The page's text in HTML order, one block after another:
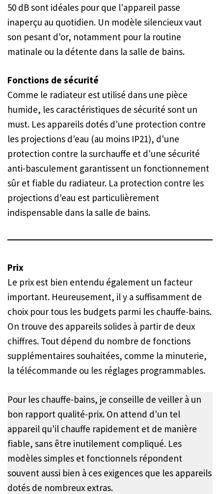
50 dB sont idéales pour que l'appareil passe
inaperçu au quotidien. Un modèle silencieux vaut
son pesant d'or, notamment pour la routine
matinale ou la détente dans la salle de bains.
Fonctions de sécurité
Comme le radiateur est utilisé dans une pièce
humide, les caractéristiques de sécurité sont un
must. Les appareils dotés d'une protection contre
les projections d'eau (au moins IP21), d'une
protection contre la surchauffe et d'une sécurité
anti-basculement garantissent un fonctionnement
sûr et fiable du radiateur. La protection contre les
projections d'eau est particulièrement
indispensable dans la salle de bains.
Prix
Le prix est bien entendu également un facteur
important. Heureusement, il y a suffisamment de
choix pour tous les budgets parmi les chauffe-bains.
On trouve des appareils solides à partir de deux
chiffres. Tout dépend du nombre de fonctions
supplémentaires souhaitées, comme la minuterie,
la télécommande ou les réglages programmables.
Pour les chauffe-bains, je conseille de veiller à un
bon rapport qualité-prix. On attend d'un tel
appareil qu'il chauffe rapidement et de manière
fiable, sans être inutilement compliqué. Les
modèles simples et fonctionnels répondent
souvent aussi bien à ces exigences que les appareils
dotés de nombreux extras.